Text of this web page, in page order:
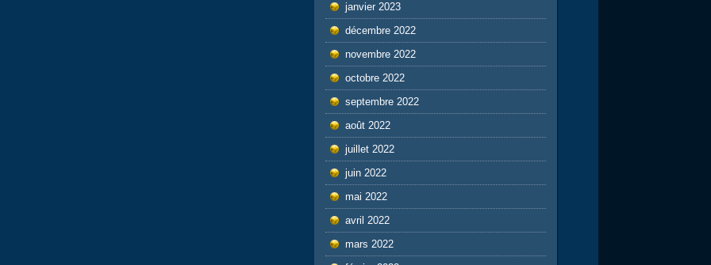
janvier 2023
décembre 2022
novembre 2022
octobre 2022
septembre 2022
août 2022
juillet 2022
juin 2022
mai 2022
avril 2022
mars 2022